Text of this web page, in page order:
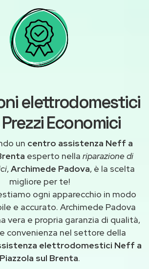
elettrodomestici
Economici
un centro assistenza Neff a
esperto nella riparazione di
,Archimede Padova, è la scelta
migliore per te!
ogni apparecchio in modo
e accurato. Archimede Padova
vera e propria garanzia di qualità,
convenienza nel settore della
elettrodomestici Neff a
Piazzola sul Brenta.